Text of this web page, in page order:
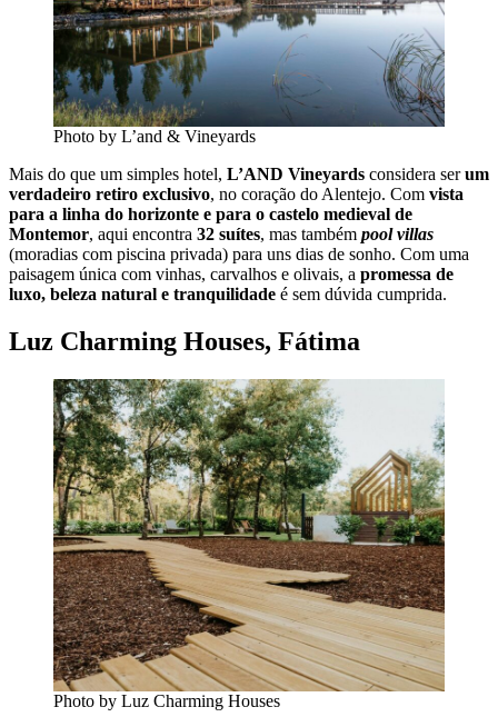
Photo by L’and & Vineyards
Mais do que um simples hotel, L’AND Vineyards considera serum
verdadeiro retiro exclusivo, no coração do Alentejo. Com vista
para a linha do horizonte e para o castelo medieval de
Montemor, aqui encontra 32 suítes, mas também pool villas
(moradias com piscina privada) para uns dias de sonho. Com uma
paisagem única com vinhas, carvalhos e olivais, a promessa de
luxo, beleza natural e tranquilidade é sem dúvida cumprida.
Luz Charming Houses, Fátima
Photo by Luz Charming Houses